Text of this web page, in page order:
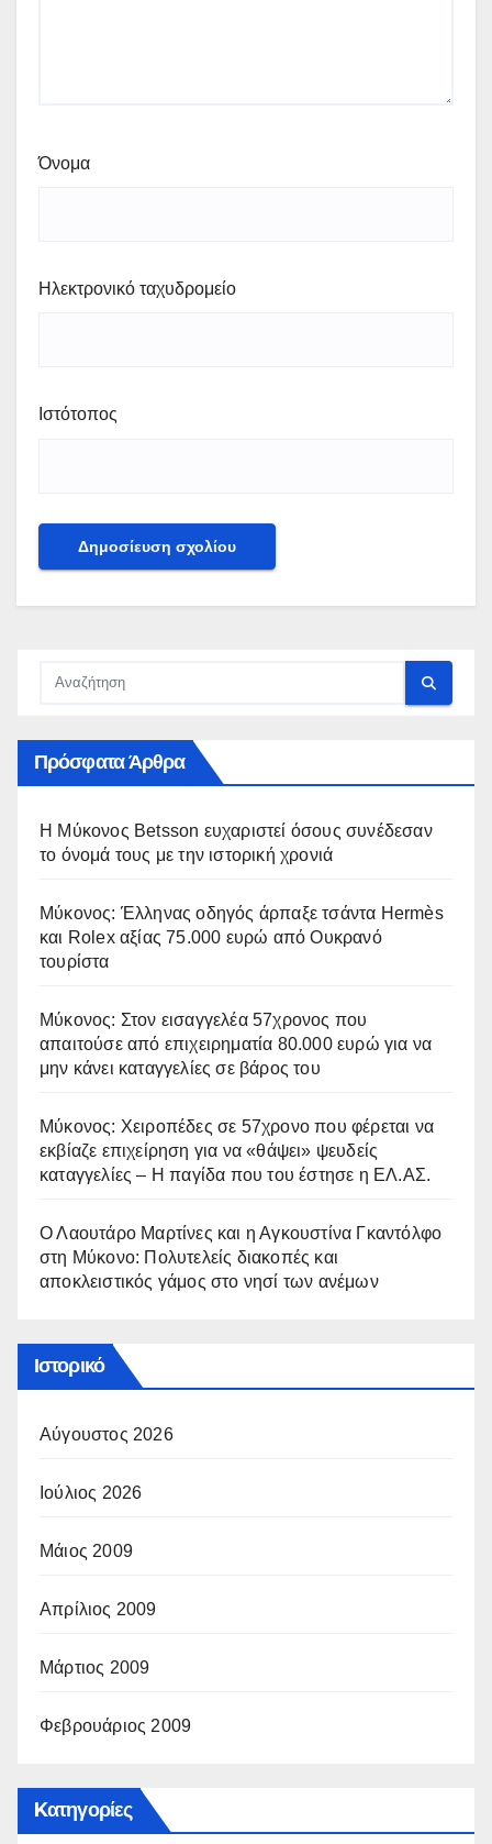
Όνομα
Ηλεκτρονικό ταχυδρομείο
Ιστότοπος
Πρόσφατα Άρθρα
Η Μύκονος Betsson ευχαριστεί όσους συνέδεσαν
το όνομά τους με την ιστορική χρονιά
Μύκονος: Έλληνας οδηγός άρπαξε τσάντα Hermès
και Rolex αξίας 75.000 ευρώ από Ουκρανό
τουρίστα
Μύκονος: Στον εισαγγελέα 57χρονος που
απαιτούσε από επιχειρηματία 80.000 ευρώ για να
μην κάνει καταγγελίες σε βάρος του
Μύκονος: Χειροπέδες σε 57χρονο που φέρεται να
εκβίαζε επιχείρηση για να «θάψει» ψευδείς
καταγγελίες – Η παγίδα που του έστησε η ΕΛ.ΑΣ.
Ο Λαουτάρο Μαρτίνες και η Αγκουστίνα Γκαντόλφο
στη Μύκονο: Πολυτελείς διακοπές και
αποκλειστικός γάμος στο νησί των ανέμων
Ιστορικό
Αύγουστος 2026
Ιούλιος 2026
Μάιος 2009
Απρίλιος 2009
Μάρτιος 2009
Φεβρουάριος 2009
Kατηγορίες